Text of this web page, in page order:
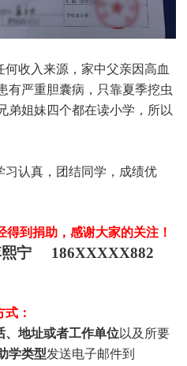
收入来源，家中父亲因高血
有严重胆囊病，只靠夏季挖虫
弟姐妹四个都在读小学，所以
习认真，团结同学，成绩优
得到捐助，感谢大家的关注！
熙宁 186XXXXX882
：
、地址或者工作单位以及所要
学类型发送电子邮件到